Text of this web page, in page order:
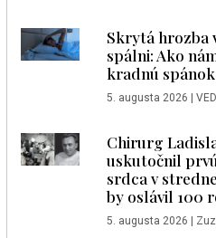
Skrytá hrozba
spálni: Ako
kradnú spánok
5. augusta 2026 |
Chirurg
uskutočnil
srdca v
by oslávil 100
5. augusta 2026 |